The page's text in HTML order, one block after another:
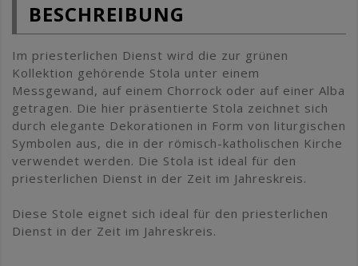
BESCHREIBUNG
Im priesterlichen Dienst wird die zur grünen
Kollektion gehörende Stola unter einem
Messgewand, auf einem Chorrock oder auf einer Alba
getragen. Die hier präsentierte Stola zeichnet sich
durch elegante Dekorationen in Form von liturgischen
Symbolen aus, die in der römisch-katholischen Kirche
verwendet werden. Die Stola ist ideal für den
priesterlichen Dienst in der Zeit im Jahreskreis.
Diese Stole eignet sich ideal für den priesterlichen
Dienst in der Zeit im Jahreskreis.